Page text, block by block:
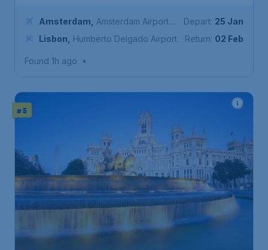
Amsterdam
Amsterdam Airport
Schiphol
Lisbon Humberto Delgado Airport
Depart: 25 Jan
Return: 02 Feb
Found 1h ago •
# 5
Spanje
Madrid
€133
from